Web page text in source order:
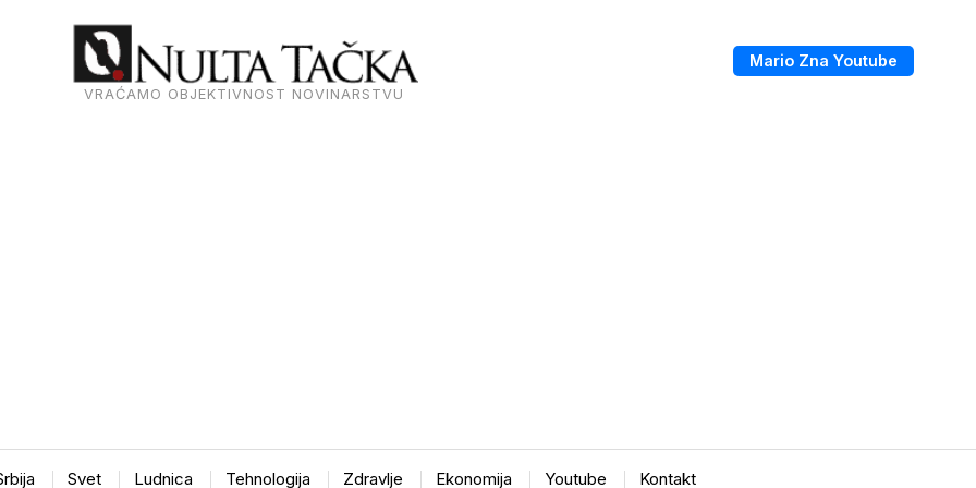
VRAĆAMO OBJEKTIVNOST NOVINARSTVU
Mario Zna Youtube
Svet Ludnica Tehnologija Zdravlje Ekonomija Youtube Kontakt